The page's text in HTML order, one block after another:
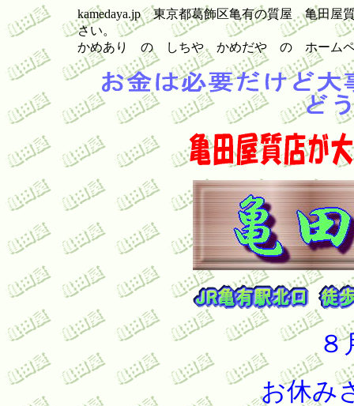
kamedaya.jp 東京都葛飾区亀有の質屋 亀田屋
さい。
かめあり の しちや かめだや の ホームペ
８
お休み